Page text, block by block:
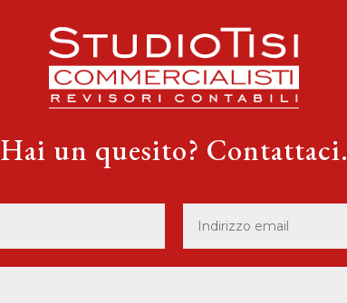
Hai un quesito? Contattaci.